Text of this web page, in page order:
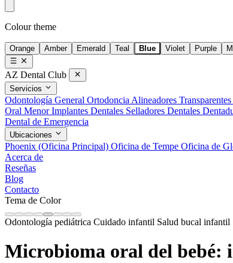
Colour theme
Orange Amber Emerald Teal Blue Violet Purple
AZ Dental Club
Servicios
Odontología General Ortodoncia Alineadores
Oral MenorImplantes Dentales Selladores Dentales
Dental de Emergencia
Ubicaciones
Phoenix (Oficina Principal) Oficina de Tempe Oficina de
Acerca de
Reseñas
Blog
Contacto
Tema de Color
Odontología pediátrica Cuidado infantil Salud bucal infantil
Microbioma oral del bebé: